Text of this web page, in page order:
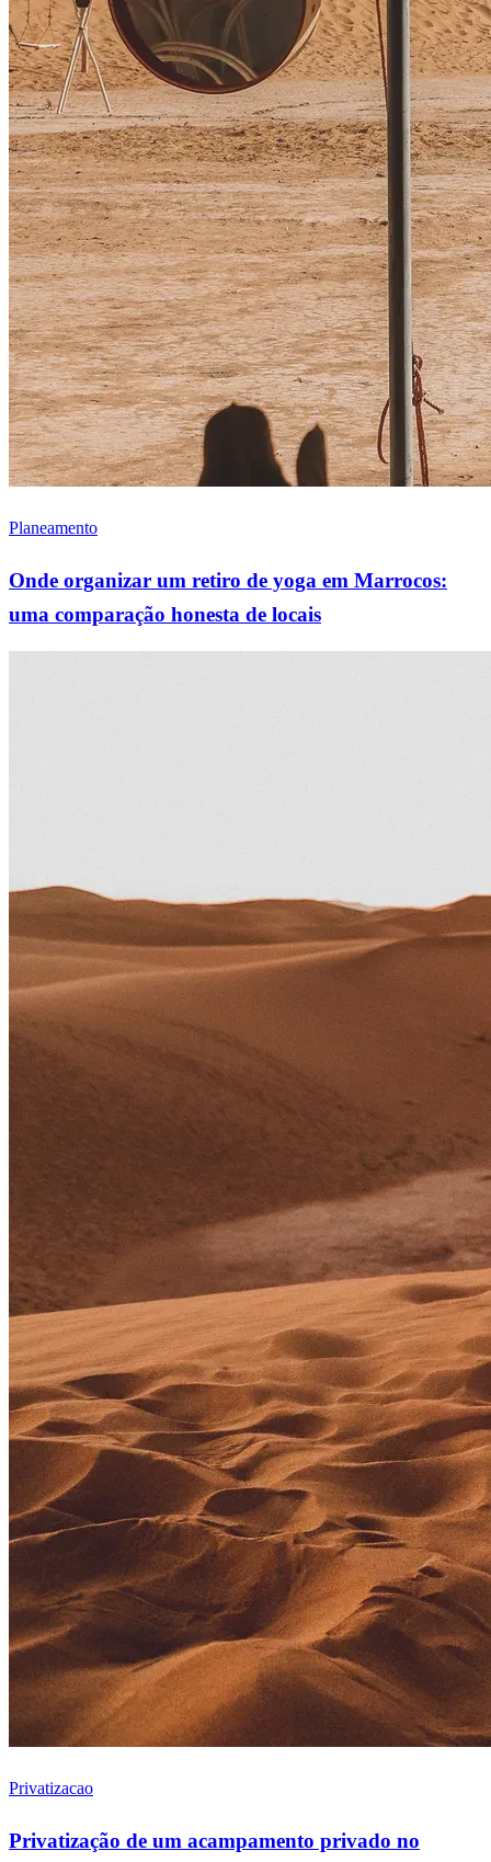
Planeamento
Onde organizar um retiro de yoga em Marrocos:
uma comparação honesta de locais
Privatizacao
Privatização de um acampamento privado no